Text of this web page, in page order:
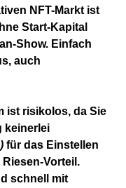
NFT-Markt ist
Start-Kapital
Show. Einfach
auch
ist risikolos, da Sie
keinerlei
für das Einstellen
Riesen-Vorteil.
schnell mit